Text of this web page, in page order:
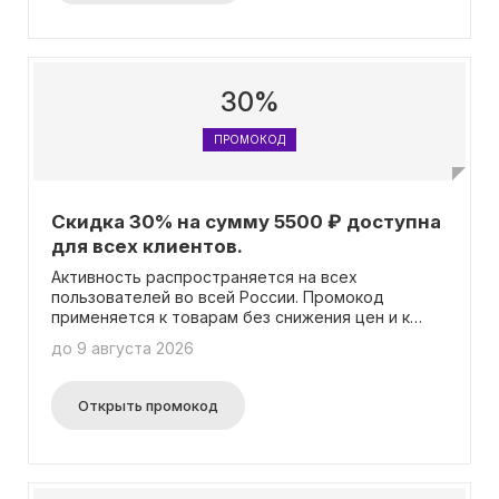
MBR, Proraso, Sisley, TOM FORD, Viseart,
SESDERMA, BORNTOSTANDOUT, GUERLAIN, Clarins,
30%
ПРОМОКОД
Скидка 30% на сумму 5500 ₽ доступна
для всех клиентов.
Активность распространяется на всех
пользователей во всей России. Промокод
применяется к товарам без снижения цен и к
стоимости. Он может быть использован вместе с
акциями. Не применяется к брендам,
участвующим в акции "Brand Days", а также к
до 9 августа 2026
Открыть промокод